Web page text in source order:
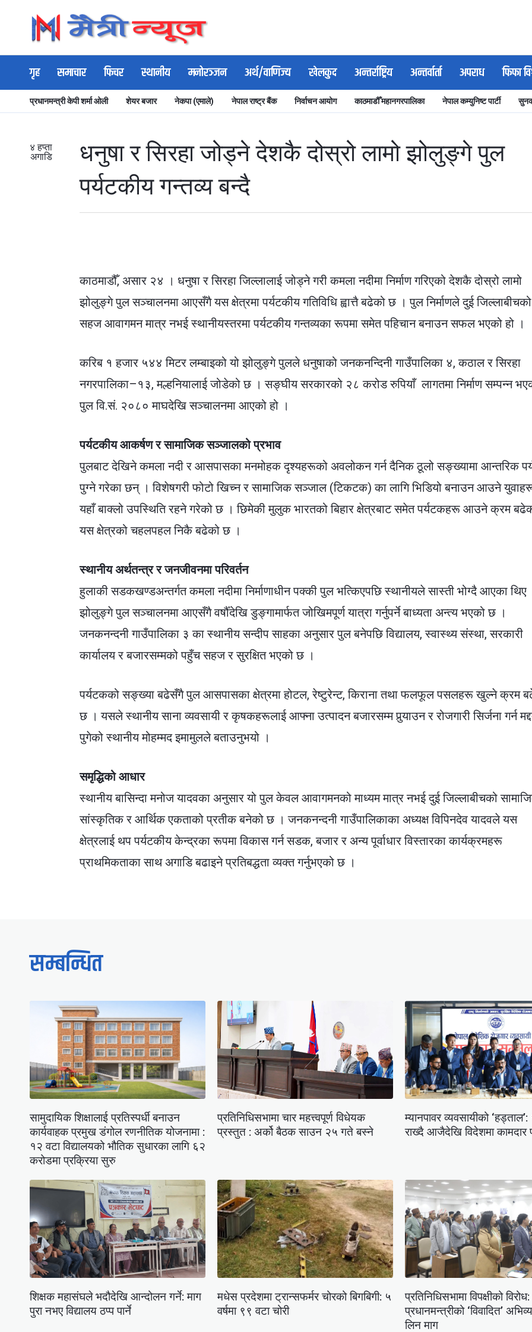
गृह समाचार फिचर स्थानीय मनोरञ्जन अर्थ/वाणिज्य खेलकुद अन्तर्राष्ट्रिय अन्तर्वार्ता अपराध फिफा
प्रधानमन्त्री केपी शर्मा ओली शेयर बजार नेकपा (एमाले) नेपाल राष्ट्र बैंक निर्वाचन आयोग काठमाडौँ महानगरपालिका नेपाल कम्युनिष्ट पार्टी
४ हप्ता
अगाडि
धनुषा र सिरहा जोड्ने देशकै दोस्रो लामो झोलुङ्गे पुल
पर्यटकीय गन्तव्य बन्दै
काठमाडौँ, असार २४ । धनुषा र सिरहा जिल्लालाई जोड्ने गरी कमला नदीमा निर्माण गरिएको देशकै दोस्रो लामो
झोलुङ्गे पुल सञ्चालनमा आएसँगै यस क्षेत्रमा पर्यटकीय गतिविधि ह्वात्तै बढेको छ । पुल निर्माणले दुई जिल्लाबीचको
सहज आवागमन मात्र नभई स्थानीयस्तरमा पर्यटकीय गन्तव्यका रूपमा समेत पहिचान बनाउन सफल भएको हो ।
करिब १ हजार ५४४ मिटर लम्बाइको यो झोलुङ्गे पुलले धनुषाको जनकनन्दिनी गाउँपालिका ४, कठाल र सिरहा
नगरपालिका–१३, मल्हनियालाई जोडेको छ । सङ्घीय सरकारको २८ करोड रुपियाँ लागतमा निर्माण सम्पन्न
पुल वि.सं. २०८० माघदेखि सञ्चालनमा आएको हो ।
पर्यटकीय आकर्षण र सामाजिक सञ्जालको प्रभाव
पुलबाट देखिने कमला नदी र आसपासका मनमोहक दृश्यहरूको अवलोकन गर्न दैनिक ठूलो सङ्ख्यामा आन्तरिक
पुग्ने गरेका छन् । विशेषगरी फोटो खिच्न र सामाजिक सञ्जाल (टिकटक) का लागि भिडियो बनाउन आउने
यहाँ बाक्लो उपस्थिति रहने गरेको छ । छिमेकी मुलुक भारतको बिहार क्षेत्रबाट समेत पर्यटकहरू आउने क्रम
यस क्षेत्रको चहलपहल निकै बढेको छ ।
स्थानीय अर्थतन्त्र र जनजीवनमा परिवर्तन
हुलाकी सडकखण्डअन्तर्गत कमला नदीमा निर्माणाधीन पक्की पुल भत्किएपछि स्थानीयले सास्ती भोग्दै आएका थिए
झोलुङ्गे पुल सञ्चालनमा आएसँगै वर्षौँदेखि डुङ्गामार्फत जोखिमपूर्ण यात्रा गर्नुपर्ने बाध्यता अन्त्य भएको छ ।
जनकनन्दनी गाउँपालिका ३ का स्थानीय सन्दीप साहका अनुसार पुल बनेपछि विद्यालय, स्वास्थ्य संस्था, सरकारी
कार्यालय र बजारसम्मको पहुँच सहज र सुरक्षित भएको छ ।
पर्यटकको सङ्ख्या बढेसँगै पुल आसपासका क्षेत्रमा होटल, रेष्टुरेन्ट, किराना तथा फलफूल पसलहरू खुल्ने क्रम
छ । यसले स्थानीय साना व्यवसायी र कृषकहरूलाई आफ्ना उत्पादन बजारसम्म पुर्‍याउन र रोजगारी सिर्जना गर्न
पुगेको स्थानीय मोहम्मद इमामुलले बताउनुभयो ।
समृद्धिको आधार
स्थानीय बासिन्दा मनोज यादवका अनुसार यो पुल केवल आवागमनको माध्यम मात्र नभई दुई जिल्लाबीचको
सांस्कृतिक र आर्थिक एकताको प्रतीक बनेको छ । जनकनन्दनी गाउँपालिकाका अध्यक्ष विपिनदेव यादवले यस
क्षेत्रलाई थप पर्यटकीय केन्द्रका रूपमा विकास गर्न सडक, बजार र अन्य पूर्वाधार विस्तारका कार्यक्रमहरू
प्राथमिकताका साथ अगाडि बढाइने प्रतिबद्धता व्यक्त गर्नुभएको छ ।
सम्बन्धित
सामुदायिक शिक्षालाई प्रतिस्पर्धी बनाउन
कार्यवाहक प्रमुख डंगोल रणनीतिक योजनामा :
१२ वटा विद्यालयको भौतिक सुधारका लागि ६२
करोडमा प्रक्रिया सुरु
प्रतिनिधिसभामा चार महत्त्वपूर्ण विधेयक
प्रस्तुत : अर्को बैठक साउन २५ गते बस्ने
म्यानपावर व्यवसायीको
राख्दै आजैदेखि विदेशमा कामदार
शिक्षक महासंघले भदौदेखि आन्दोलन गर्ने: माग
पुरा नभए विद्यालय ठप्प पार्ने
मधेस प्रदेशमा ट्रान्सफर्मर चोरको बिगबिगी: ५
वर्षमा ९९ वटा चोरी
प्रतिनिधिसभामा विपक्षीको विरोध:
प्रधानमन्त्रीको ‘विवादित’
लिन माग